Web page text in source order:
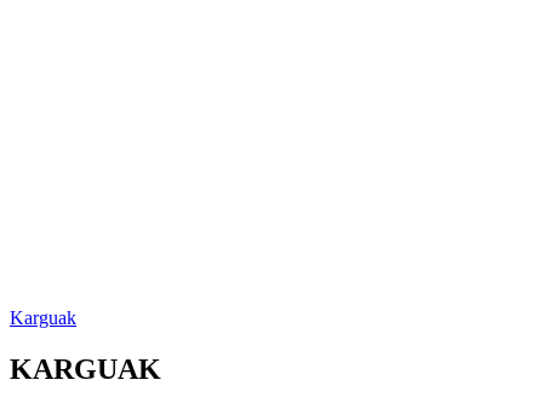
Karguak
KARGUAK